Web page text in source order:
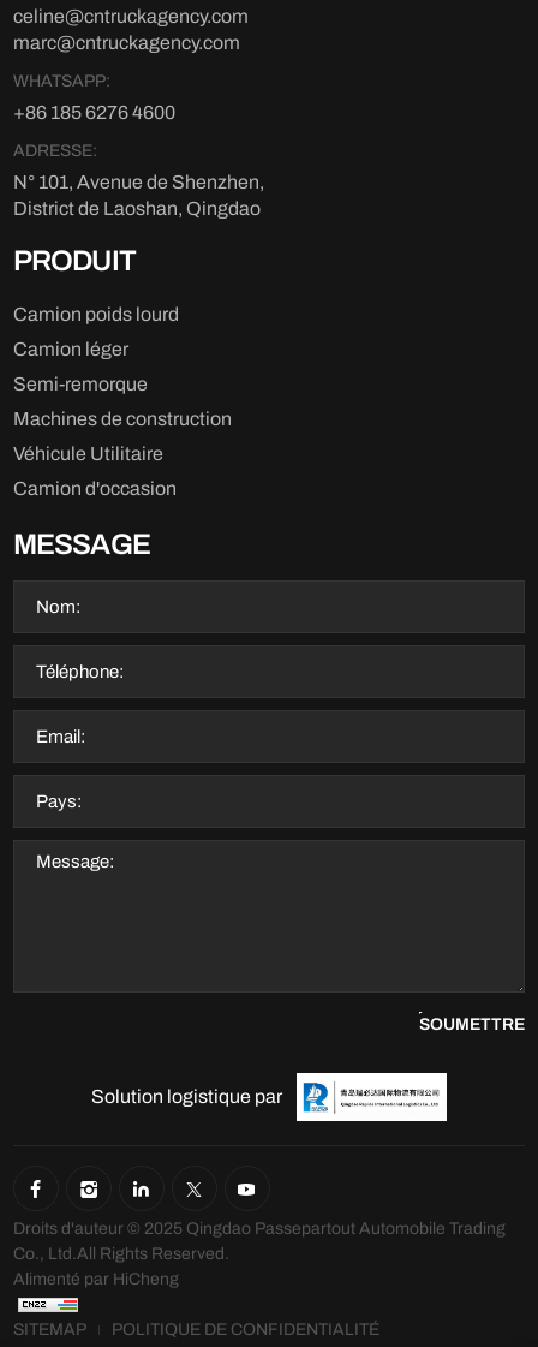
celine@cntruckagency.com
marc@cntruckagency.com
WHATSAPP:
+86 185 6276 4600
ADRESSE:
N° 101, Avenue de Shenzhen,
District de Laoshan, Qingdao
PRODUIT
Camion poids lourd
Camion léger
Semi-remorque
Machines de construction
Véhicule Utilitaire
Camion d'occasion
MESSAGE
SOUMETTRE
Solution logistique par
Droits d'auteur © 2025 Qingdao Passepartout Automobile Trading
Co., Ltd.All Rights Reserved.
Alimenté par HiCheng
SITEMAP
POLITIQUE DE CONFIDENTIALITÉ